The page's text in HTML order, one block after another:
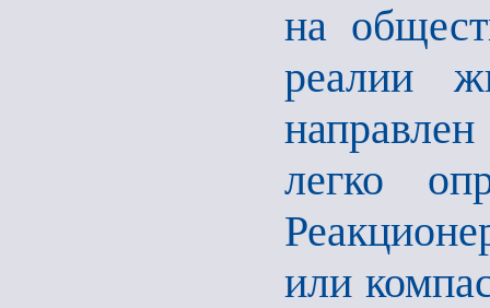
на
реалии
легко
или